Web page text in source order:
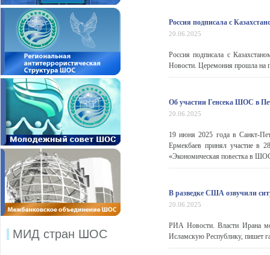
МИД стран ШОС
Россия подписала с
20.06.2025
Россия подписала с
Новости. Церемония прошла на
Об участии Генсека ШОС в
20.06.2025
19 июня 2025 года в Санкт-
Ермекбаев принял участие в
«Экономическая повестка в
В разведке США озвучили
20.06.2025
РИА Новости. Власти Ирана
Исламскую Республику, пишет